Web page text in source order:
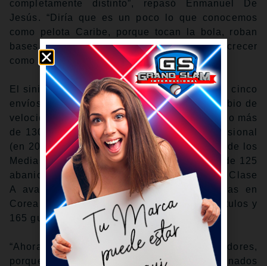
completamente distinto”, repasó Enmanuel De
Jesús. “Diría que es un poco lo que conocemos
como pelota Caribe, porque tocan la bola, roban
bases y hay mucho contacto. Me ayudó a crecer
como lanzador”.
El siniestro, que cuenta en su repertorio con cinco
envíos: recta de cuatro costuras, sinker, cambio de
velocidad, curva y slider, nunca había actuado más
de 130.2 episodios en una zafra como profesional
(en 2019, con la sucursal Clase A avanzada de los
Medias Rojas de Boston) ni registrado más de 125
abanicados (en 2018, entre Clase A media y Clase
A avanzada). No obstante, en ambas zafras en
Corea del Sur acumuló al menos 160.0 capítulos y
165 guillotinados.
“Ahora ataco un poco más a los bateadores,
porque allá (los bateadores) son muy disciplinados